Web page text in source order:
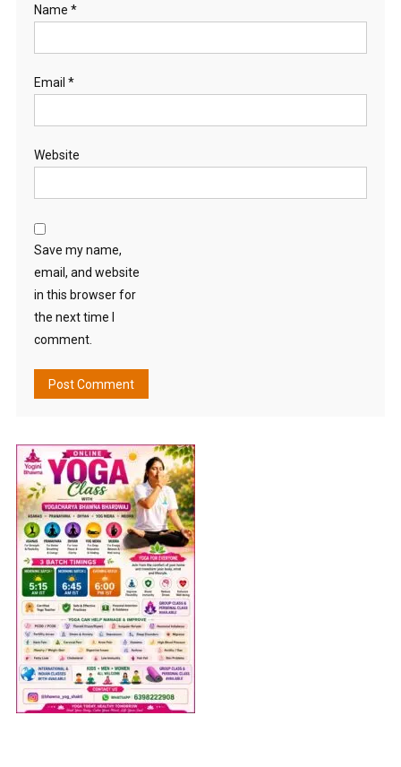
Name *
Email *
Website
Save my name,
email, and website
in this browser for
the next time I
comment.